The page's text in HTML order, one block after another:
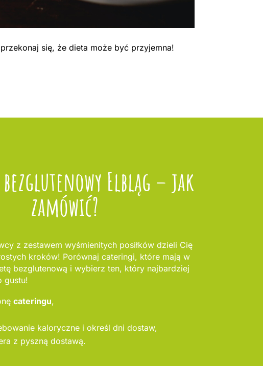
się, że dieta może być przyjemna!
Elbląg – jak
zamówić?
z zestawem wyśmienitych posiłków dzieli Cię
kroków! Porównaj cateringi, które mają w
bezglutenową i wybierz ten, który najbardziej
gustu!
cateringu,
kaloryczne i określ dni dostaw,
z pyszną dostawą.